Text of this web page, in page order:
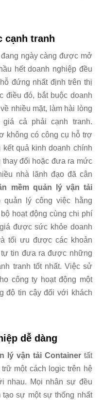
cạnh tranh
ngày càng được mở
hết doanh nghiệp đều
đứng nhất định trên thị
điều đó, bắt buộc doanh
nhiều mặt, làm hài lòng
cả phải cạnh tranh.
không có công cụ hỗ trợ
quả kinh doanh chính
thay đổi hoặc đưa ra mức
nhà lãnh đạo đã cân
mềm quản lý vận tải
lý công việc hằng
hoạt động cùng chi phí
được sức khỏe doanh
tối ưu được các khoản
tin đưa ra được những
tranh tốt nhất. Việc sử
công ty hoạt động một
độ tin cậy đối với khách
dễ dàng
lý vận tải Containertất
một cách logic trên hệ
nhau. Mọi nhân sự đều
tạo sự một sự thống nhất